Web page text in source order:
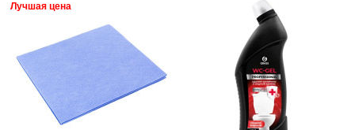
Лучшая цена